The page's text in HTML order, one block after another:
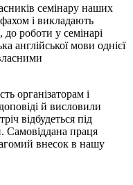
семінару наших
і викладають
роботи у семінарі
англійської мови однієї
організаторам і
й висловили
відбудеться під
Самовіддана праця
внесок в нашу